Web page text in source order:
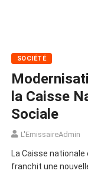
SOCIÉTÉ
la Caisse
Sociale
L'EmissaireAdmin
La Caisse
franchit une